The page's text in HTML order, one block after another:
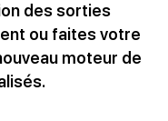
des sorties
ou faites votre
moteur de